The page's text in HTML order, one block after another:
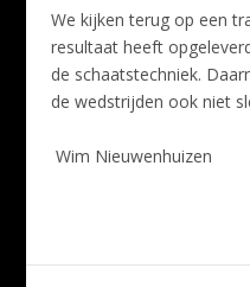
We kijken terug op een
resultaat heeft
de schaatstechniek.
de wedstrijden ook niet
Wim Nieuwenhuizen